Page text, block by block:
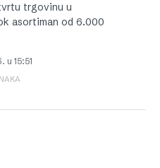
trgovinu u
asortiman od 6.000
u 15:51